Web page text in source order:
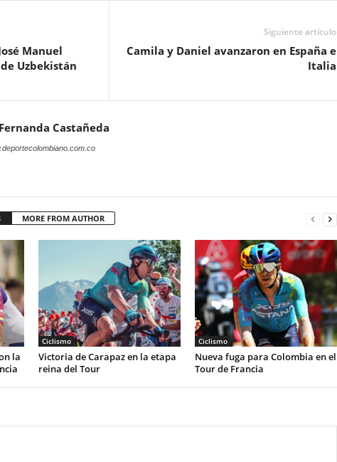
Manuel
Uzbekistán
Siguiente artículo
Camila y Daniel avanzaron en España e
Italia
Castañeda
MORE FROM AUTHOR
la
Ciclismo
Victoria de Carapaz en la etapa
reina del Tour
Ciclismo
Nueva fuga para Colombia en el
Tour de Francia